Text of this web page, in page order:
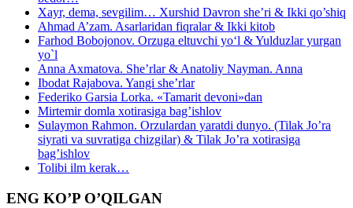
Xayr, dema, sevgilim… Xurshid Davron she’ri & Ikki qo’shiq
Ahmad A’zam. Asarlaridan fiqralar & Ikki kitob
Farhod Bobojonov. Orzuga eltuvchi yo‘l & Yulduzlar yurgan
yo`l
Anna Axmatova. She’rlar & Anatoliy Nayman. Anna
Ibodat Rajabova. Yangi she’rlar
Federiko Garsia Lorka. «Tamarit devoni»dan
Mirtemir domla xotirasiga bag’ishlov
Sulaymon Rahmon. Orzulardan yaratdi dunyo. (Tilak Jo’ra
siyrati va suvratiga chizgilar) & Tilak Jo’ra xotirasiga
bag’ishlov
Tolibi ilm kerak…
ENG KO’P O’QILGAN